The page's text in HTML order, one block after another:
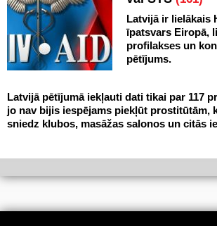
Latvijā ir lielākais
īpatsvars Eiropā,
profilakses un
pētījums.
Latvijā pētījumā iekļauti dati tikai par 117
jo nav bijis iespējams piekļūt prostitūtām,
sniedz klubos, masāžas salonos un citās